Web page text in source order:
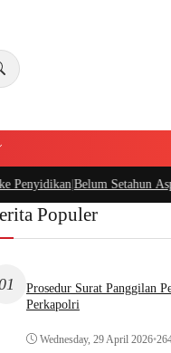
|Belum Setahun Aspal
Populer
Prosedur Surat Panggilan
Perkapolri
Wednesday, 29 April 2026•